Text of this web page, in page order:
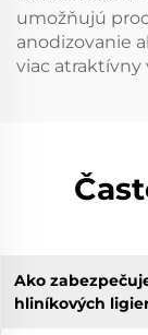
umožňujú
anodizovanie
viac atraktívny
Ako
hliníkových